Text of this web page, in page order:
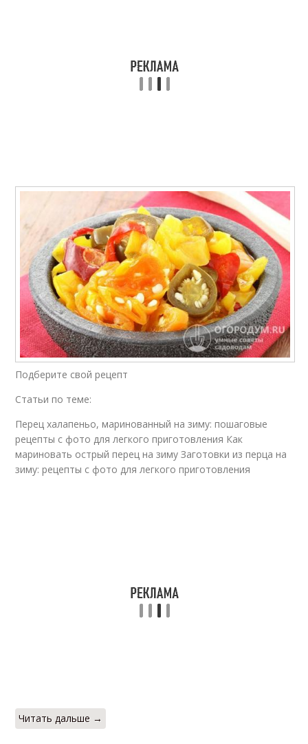
Рецепт с чесноком Быстрый рецепт
Рецепт без
пастеризации
Рецепт в банках
Рецепт под
капроновую крышку
Рецепт без
стерилизации
домохозяек
Рецепты с фото
Подберите свой рецепт
Статьи по теме:
Перец халапеньо, маринованный на зиму: пошаговые
рецепты с фото для легкого приготовления Как
мариновать острый перец на зиму Заготовки из перца на
зиму: рецепты с фото для легкого приготовления
Читать дальше →